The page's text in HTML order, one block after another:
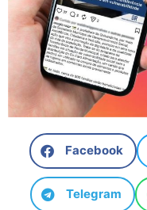
Facebook
Telegram